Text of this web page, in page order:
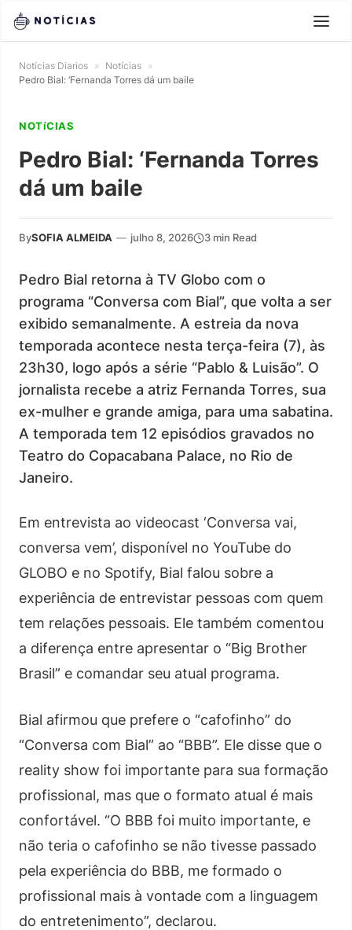
Notícias Diarios » Notícias »
Pedro Bial: ‘Fernanda Torres dá um baile
NOTíCIAS
Pedro Bial: ‘Fernanda Torres
dá um baile
BySOFIA ALMEIDA — julho 8, 2026 3 min Read
Pedro Bial retorna à TV Globo com o
programa “Conversa com Bial”, que volta a ser
exibido semanalmente. A estreia da nova
temporada acontece nesta terça-feira (7), às
23h30, logo após a série “Pablo & Luisão”. O
jornalista recebe a atriz Fernanda Torres, sua
ex-mulher e grande amiga, para uma sabatina.
A temporada tem 12 episódios gravados no
Teatro do Copacabana Palace, no Rio de
Janeiro.
Em entrevista ao videocast ‘Conversa vai,
conversa vem’, disponível no YouTube do
GLOBO e no Spotify, Bial falou sobre a
experiência de entrevistar pessoas com quem
tem relações pessoais. Ele também comentou
a diferença entre apresentar o “Big Brother
Brasil” e comandar seu atual programa.
Bial afirmou que prefere o “cafofinho” do
“Conversa com Bial” ao “BBB”. Ele disse que o
reality show foi importante para sua formação
profissional, mas que o formato atual é mais
confortável. “O BBB foi muito importante, e
não teria o cafofinho se não tivesse passado
pela experiência do BBB, me formado o
profissional mais à vontade com a linguagem
do entretenimento”, declarou.